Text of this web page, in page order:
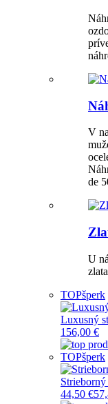
V
de
U
TOPšperk
Luxusný
156,00 €
TOPšperk
44,50 €